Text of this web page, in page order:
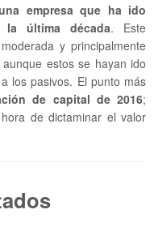
empresa que ha ido
la última década. Este
y principalmente
estos se hayan ido
los pasivos. El punto más
de capital de 2016;
de dictaminar el valor